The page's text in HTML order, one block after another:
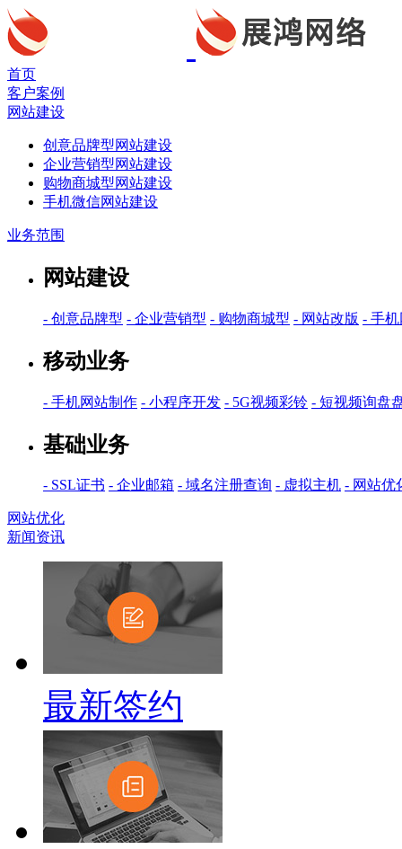
首页
客户案例
网站建设
创意品牌型网站建设
企业营销型网站建设
购物商城型网站建设
手机微信网站建设
业务范围
网站建设
- 创意品牌型 - 企业营销型 - 购物商城型 - 网站改版 - 手
移动业务
- 手机网站制作 - 小程序开发 - 5G视频彩铃 - 短视频询盘
基础业务
- SSL证书 - 企业邮箱 - 域名注册查询 - 虚拟主机 - 网站优
网站优化
新闻资讯
最新签约